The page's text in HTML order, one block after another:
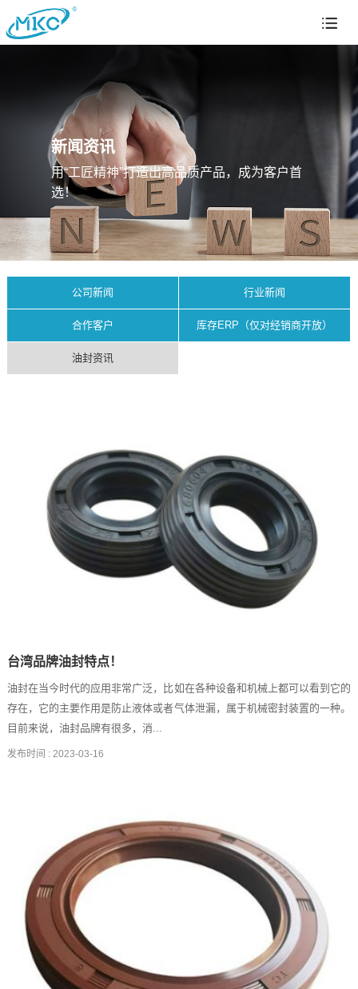
新闻资讯
用“工匠精神”打造出高品质产品，成为客户首
选！
公司新闻 行业新闻
合作客户 库存ERP（仅对经销商开放）
油封资讯
台湾品牌油封特点！
油封在当今时代的应用非常广泛，比如在各种设备和机械上都可以看到它的
存在，它的主要作用是防止液体或者气体泄漏，属于机械密封装置的一种。
目前来说，油封品牌有很多，消...
发布时间 : 2023-03-16